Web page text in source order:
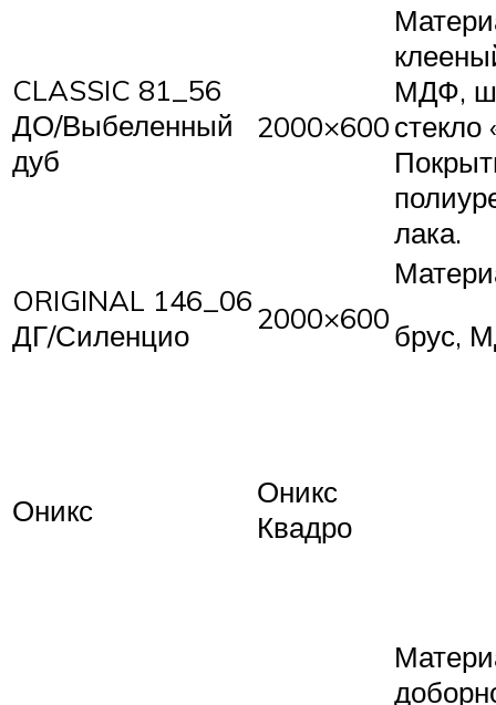
CLASSIC 81_56
ДО/Выбеленный
дуб
2000×600
МДФ,
стекло
лака.
ORIGINAL 146_06
ДГ/Силенцио
2000×600
брус,
Оникс
Оникс
Квадро